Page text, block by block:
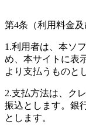
第4条（利用料金及
1.利用者は、本ソ
め、本サイトに表
より支払うものと
2.支払方法は、ク
振込とします。銀
とします。